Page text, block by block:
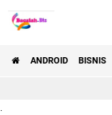
ANDROID BISNIS